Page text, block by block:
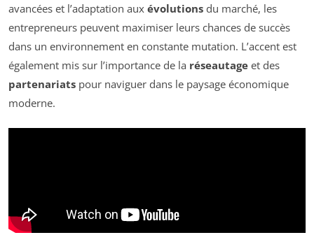
avancées et l’adaptation aux évolutions du marché, les
entrepreneurs peuvent maximiser leurs chances de succès
dans un environnement en constante mutation. L’accent est
également mis sur l’importance de la réseautage et des
partenariats pour naviguer dans le paysage économique
moderne.